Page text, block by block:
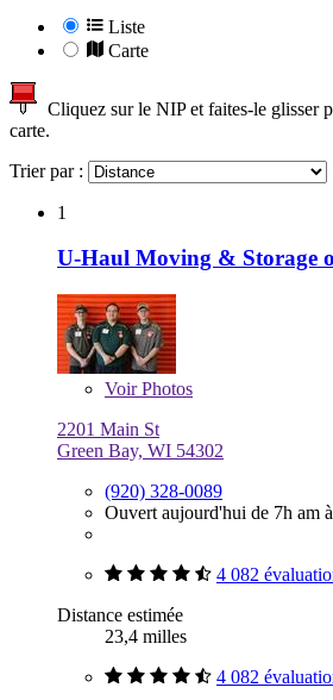
Liste
Carte
Cliquez sur le NIP et faites-le glisser
carte.
Trier par :
1
U-Haul Moving & Storage
VoirPhotos
2201 Main St
Green Bay, WI 54302
(920) 328-0089
Ouvert aujourd'hui de 7h am
4 082
Distance estimée
23,4 milles
4 082